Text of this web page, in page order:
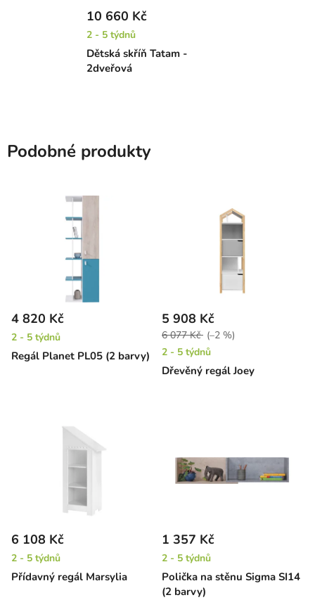
Dětská skříň Tatam -
2dveřová
10 660 Kč
2 - 5 týdnů
Podobné produkty
Regál Planet PL05 (2 barvy)
4 820 Kč
2 - 5 týdnů
Dřevěný regál Joey
5 908 Kč
6 077 Kč (–2 %)
2 - 5 týdnů
Přídavný regál Marsylia
6 108 Kč
2 - 5 týdnů
Polička na stěnu Sigma SI14
(2 barvy)
1 357 Kč
2 - 5 týdnů